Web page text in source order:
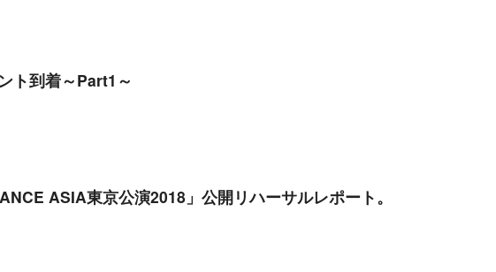
ト到着～Part1～
ASIA東京公演2018」公開リハーサルレポート。